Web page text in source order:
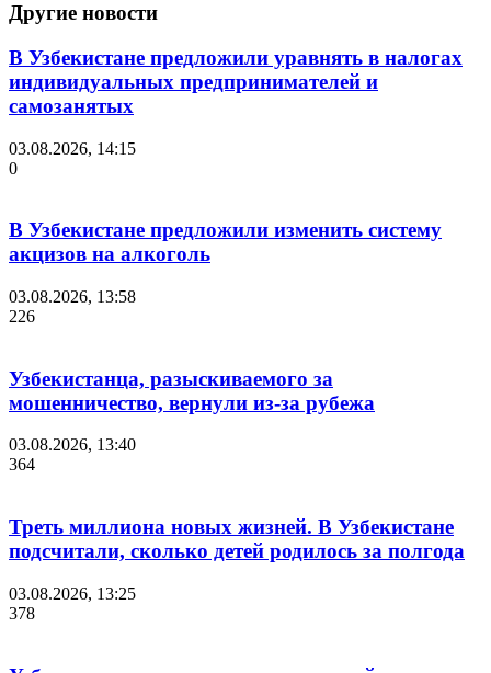
Другие новости
В Узбекистане предложили уравнять в налогах
индивидуальных предпринимателей и
самозанятых
03.08.2026, 14:15
0
В Узбекистане предложили изменить систему
акцизов на алкоголь
03.08.2026, 13:58
226
Узбекистанца, разыскиваемого за
мошенничество, вернули из-за рубежа
03.08.2026, 13:40
364
Треть миллиона новых жизней. В Узбекистане
подсчитали, сколько детей родилось за полгода
03.08.2026, 13:25
378